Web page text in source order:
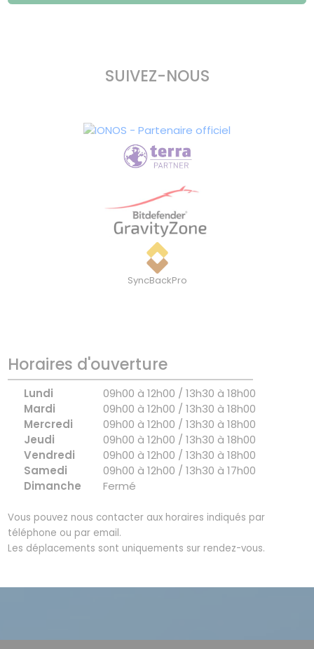
SUIVEZ-NOUS
SyncBackPro
Horaires d'ouverture
Lundi
09h00 à 12h00 / 13h30 à 18h00
Mardi
09h00 à 12h00 / 13h30 à 18h00
Mercredi
09h00 à 12h00 / 13h30 à 18h00
Jeudi
09h00 à 12h00 / 13h30 à 18h00
Vendredi
09h00 à 12h00 / 13h30 à 18h00
Samedi
09h00 à 12h00 / 13h30 à 17h00
Dimanche
Fermé
Vous pouvez nous contacter aux horaires indiqués par
téléphone ou par email.
Les déplacements sont uniquements sur rendez-vous.